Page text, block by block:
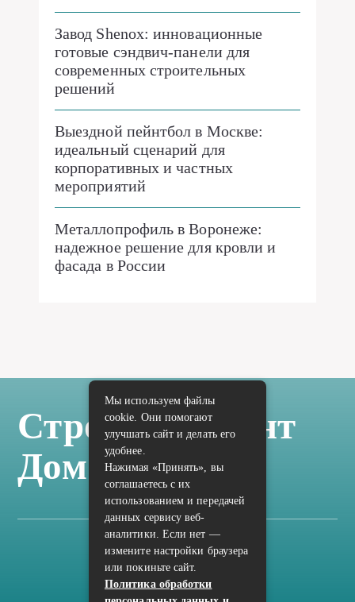
Завод Shenox: инновационные
готовые сэндвич-панели для
современных строительных
решений
Выездной пейнтбол в Москве:
идеальный сценарий для
корпоративных и частных
мероприятий
Металлопрофиль в Воронеже:
надежное решение для кровли и
фасада в России
Стройка Ремонт
Дом Отделка
Карта сайта
Политика конфиденциальности
Мы используем файлы
cookie. Они помогают
улучшать сайт и делать его
удобнее.
Нажимая «Принять», вы
соглашаетесь с их
использованием и передачей
данных сервису веб-
аналитики. Если нет —
измените настройки браузера
или покиньте сайт.
Политика обработки